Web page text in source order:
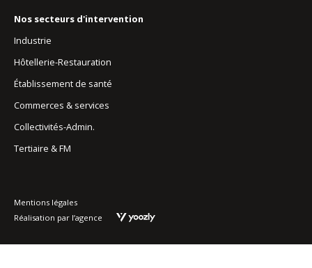
Nos secteurs d'intervention
Industrie
Hôtellerie-Restauration
Établissement de santé
Commerces & services
Collectivités-Admin.
Tertiaire & FM
Mentions légales
Réalisation par l’agence